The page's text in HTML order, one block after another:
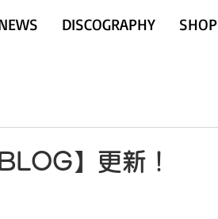
DISCOGRAPHY SHOP
】更新！